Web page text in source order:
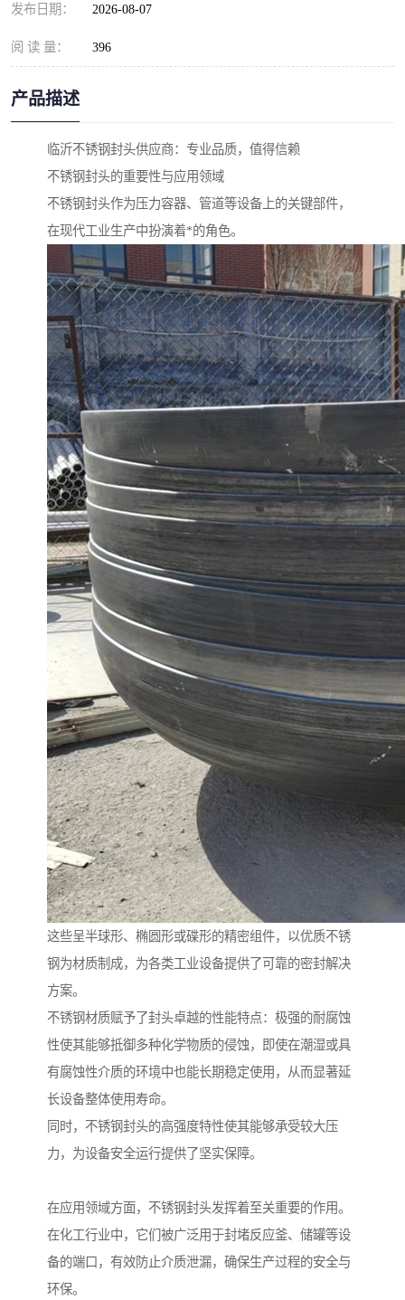
发布日期： 2026-08-07
阅 读 量： 396
产品描述
临沂不锈钢封头供应商：专业品质，值得信赖
不锈钢封头的重要性与应用领域
不锈钢封头作为压力容器、管道等设备上的关键部件，
在现代工业生产中扮演着*的角色。
这些呈半球形、椭圆形或碟形的精密组件，以优质不锈
钢为材质制成，为各类工业设备提供了可靠的密封解决
方案。
不锈钢材质赋予了封头卓越的性能特点：极强的耐腐蚀
性使其能够抵御多种化学物质的侵蚀，即使在潮湿或具
有腐蚀性介质的环境中也能长期稳定使用，从而显著延
长设备整体使用寿命。
同时，不锈钢封头的高强度特性使其能够承受较大压
力，为设备安全运行提供了坚实保障。
在应用领域方面，不锈钢封头发挥着至关重要的作用。
在化工行业中，它们被广泛用于封堵反应釜、储罐等设
备的端口，有效防止介质泄漏，确保生产过程的安全与
环保。